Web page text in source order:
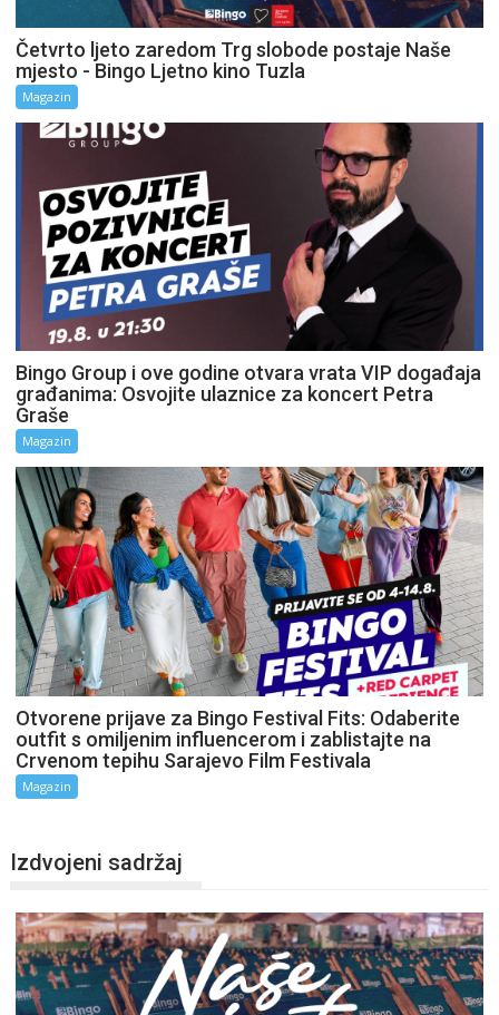
Četvrto ljeto zaredom Trg slobode postaje Naše
mjesto - Bingo Ljetno kino Tuzla
Magazin
Bingo Group i ove godine otvara vrata VIP događaja
građanima: Osvojite ulaznice za koncert Petra
Graše
Magazin
Otvorene prijave za Bingo Festival Fits: Odaberite
outfit s omiljenim influencerom i zablistajte na
Crvenom tepihu Sarajevo Film Festivala
Magazin
Izdvojeni sadržaj